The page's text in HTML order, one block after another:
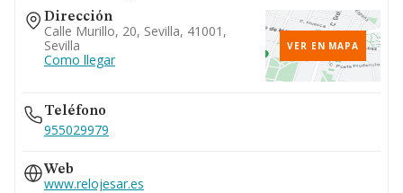
Dirección
Calle Murillo, 20, Sevilla, 41001,
Sevilla
Como llegar
VER EN MAPA
Teléfono
955029979
Web
www.relojesar.es